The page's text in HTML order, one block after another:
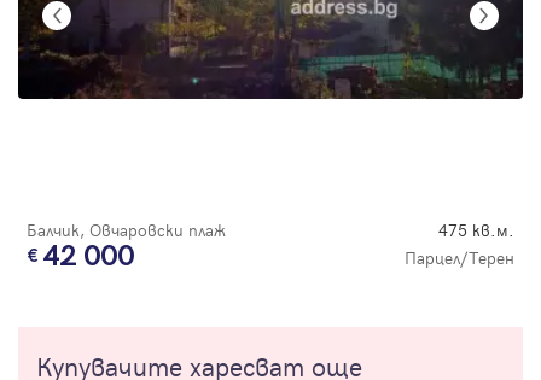
Балчик, Овчаровски плаж 475 кв.м.
42 000 Парцел/Терен
Купувачите харесват още